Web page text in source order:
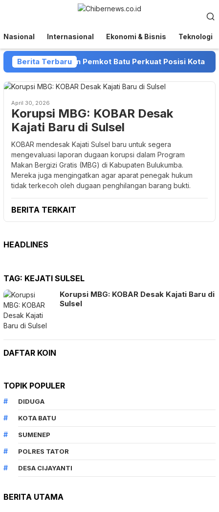
Nasional Internasional Ekonomi & Bisnis Teknologi
Berita Terbaru
Caravan dan Pemkot Batu Perkuat Posisi Kota Batu
April 30, 2026
Korupsi MBG: KOBAR Desak
Kajati Baru di Sulsel
KOBAR mendesak Kajati Sulsel baru untuk segera
mengevaluasi laporan dugaan korupsi dalam Program
Makan Bergizi Gratis (MBG) di Kabupaten Bulukumba.
Mereka juga mengingatkan agar aparat penegak hukum
tidak terkecoh oleh dugaan penghilangan barang bukti.
BERITA TERKAIT
HEADLINES
TAG: KEJATI SULSEL
Korupsi MBG: KOBAR Desak Kajati Baru di
Sulsel
DAFTAR KOIN
TOPIK POPULER
DIDUGA
KOTA BATU
SUMENEP
POLRES TATOR
DESA CIJAYANTI
BERITA UTAMA